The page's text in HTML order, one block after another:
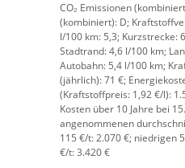
CO₂ Emissionen
(kombiniert): D;
l/100 km: 5,3; Kurzstrecke:
Stadtrand:4,6 l/100 km;
Autobahn: 5,4 l/100 km;
(jährlich):71 €;
(Kraftstoffpreis: 1,92€/l):
Kosten über 10 Jahre bei
angenommenen
115 €/t:2.070 €; niedrigen
€/t: 3.420 €